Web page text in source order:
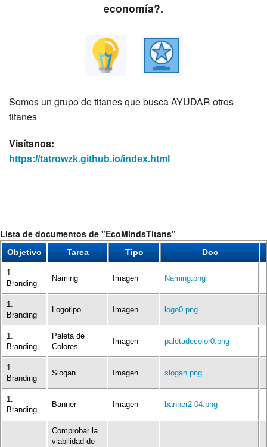
economía?.
Somos un grupo de titanes que busca AYUDAR otros
titanes
Visítanos:
https://tatrowzk.github.io/index.html
Lista de documentos de "EcoMindsTitans"
Objetivo Tarea Tipo Doc
1.
Branding
Naming Imagen Naming.png
1.
Branding
Logotipo Imagen logo0.png
1.
Branding
Paleta de
Colores
Imagen paletadecolor0.png
1.
Branding
Slogan Imagen slogan.png
1.
Branding
Banner Imagen banner2-04.png
Comprobar la
viabilidad de